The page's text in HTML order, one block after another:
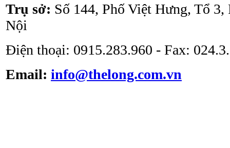
Trụ sở: Số 144, Phố Việt Hưng, Tổ
Nội
Điện thoại: 0915.283.960 - Fax:
Email: info@thelong.com.vn